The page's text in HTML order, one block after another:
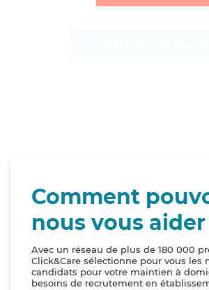
Comment
nous vous aider
Avec un réseau de plus de 180 000
Click&Care sélectionne pour vous les
candidats pour votre maintien à
besoins de recrutement en